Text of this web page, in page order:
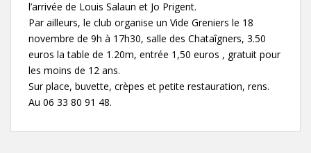
l’arrivée de Louis Salaun et Jo Prigent.
Par ailleurs, le club organise un Vide Greniers le 18
novembre de 9h à 17h30, salle des Chataîgners, 3.50
euros la table de 1.20m, entrée 1,50 euros , gratuit pour
les moins de 12 ans.
Sur place, buvette, crèpes et petite restauration, rens.
Au 06 33 80 91 48.